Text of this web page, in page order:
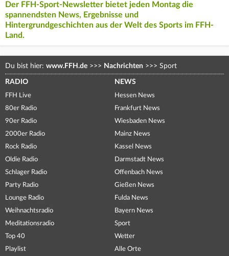
Der FFH-Sport-Newsletter bietet jeden Montag die
spannendsten News, Ergebnisse und
Hintergrundgeschichten aus der Welt des Sports im FFH-
Land.
Du bist hier: www.FFH.de >>> Nachrichten >>> Sport
RADIO
FFH Live
80er Radio
90er Radio
2000er Radio
Rock Radio
Oldie Radio
Schlager Radio
Party Radio
Lounge Radio
Weihnachtsradio
Meditationsradio
Top 40
Playlist
NEWS
Hessen News
Frankfurt News
Wiesbaden News
Mainz News
Kassel News
Darmstadt News
Offenbach News
Gießen News
Fulda News
Bayern News
Sport
Wetter
Alle Orte